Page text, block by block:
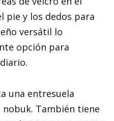
pie y los dedos para
versátil lo
opción para
una entresuela
nobuk. También tiene